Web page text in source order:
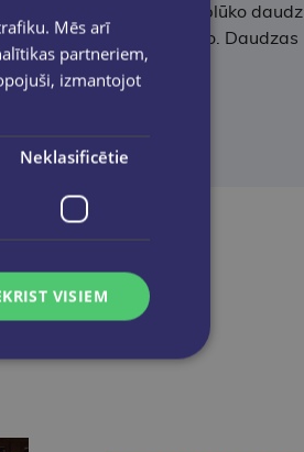
daiļradi un kritiski aplūko daudz
miljonu apmērā. eiro. Daudzas
Mēs arī
partneriem,
izmantojot
Neklasificētie
VISIEM